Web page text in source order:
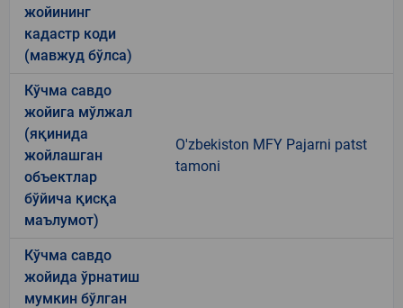
жойининг
кадастр коди
(мавжуд бўлса)
Кўчма савдо
жойига мўлжал
(яқинида
жойлашган
объектлар
бўйича қисқа
маълумот)
O'zbekiston MFY Pajarni patst
tamoni
Кўчма савдо
жойида ўрнатиш
мумкин бўлган